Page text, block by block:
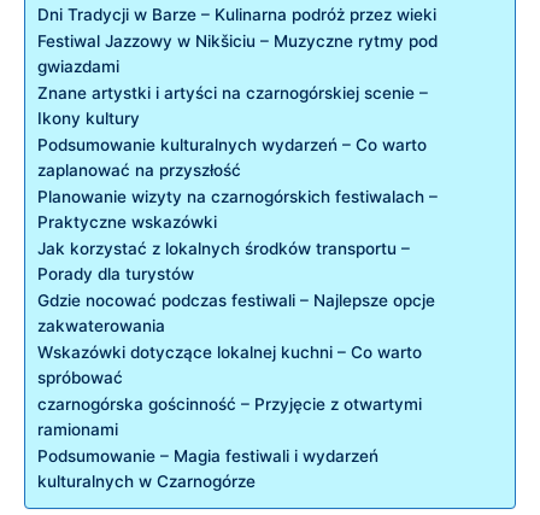
Dni ‌Tradycji ⁤w​ Barze – Kulinarna⁣ podróż przez ‍wieki
Festiwal Jazzowy w Nikšiciu​ – Muzyczne rytmy ⁤pod
gwiazdami
Znane artystki i artyści na czarnogórskiej scenie –
Ikony‍ kultury
Podsumowanie kulturalnych ⁣wydarzeń – Co warto
zaplanować⁣ na przyszłość
Planowanie wizyty⁣ na czarnogórskich festiwalach –
Praktyczne wskazówki
Jak korzystać z lokalnych środków transportu –
Porady dla turystów
Gdzie nocować ​podczas festiwali – Najlepsze opcje
zakwaterowania
Wskazówki dotyczące ‍lokalnej kuchni – Co warto
spróbować
czarnogórska‍ gościnność – Przyjęcie z ⁤otwartymi
ramionami
Podsumowanie – Magia festiwali i wydarzeń
kulturalnych w Czarnogórze